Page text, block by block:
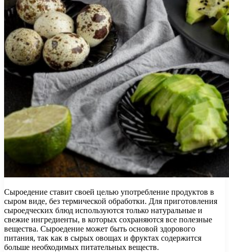
Сыроедение ставит своей целью употребление продуктов в
сыром виде, без термической обработки. Для приготовления
сыроедческих блюд используются только натуральные и
свежие ингредиенты, в которых сохраняются все полезные
вещества. Сыроедение может быть основой здорового
питания, так как в сырых овощах и фруктах содержится
больше необходимых питательных веществ.